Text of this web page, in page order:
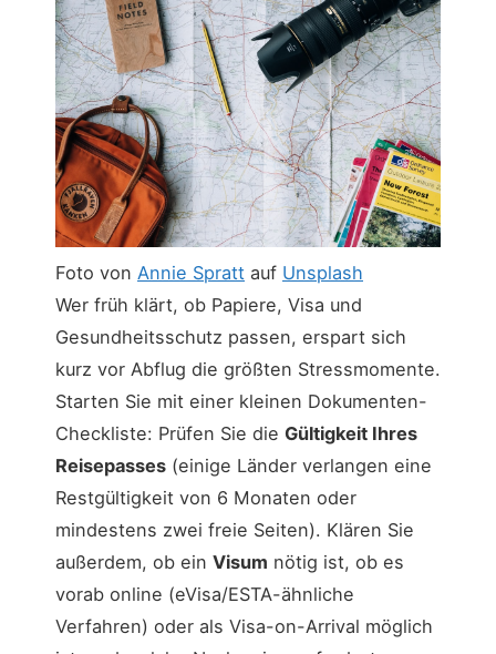
Foto von Annie Spratt auf Unsplash
Wer früh klärt, ob Papiere, Visa und
Gesundheitsschutz passen, erspart sich
kurz vor Abflug die größten Stressmomente.
Starten Sie mit einer kleinen Dokumenten-
Checkliste: Prüfen Sie die Gültigkeit Ihres
Reisepasses (einige Länder verlangen eine
Restgültigkeit von 6 Monaten oder
mindestens zwei freie Seiten). Klären Sie
außerdem, ob ein Visum nötig ist, ob es
vorab online (eVisa/ESTA-ähnliche
Verfahren) oder als Visa-on-Arrival möglich